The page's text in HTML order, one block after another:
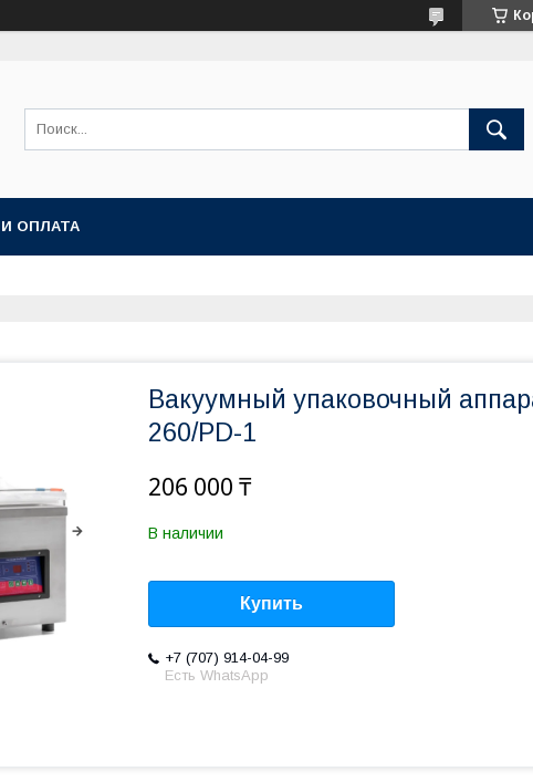
ОПЛАТА
Вакуумный упаковочный
260/PD-1
206 000 ₸
В наличии
Купить
+7 (707) 914-04-99
Есть WhatsApp